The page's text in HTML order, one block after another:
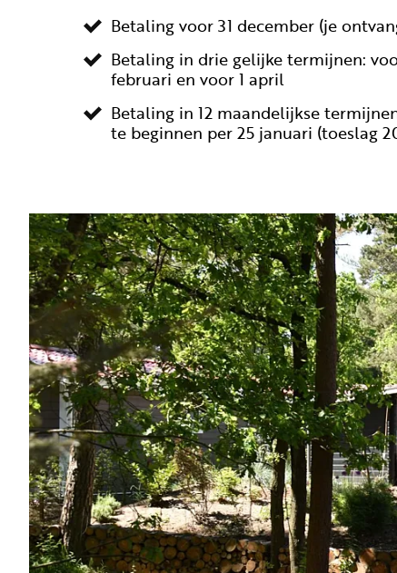
Betaling voor 31 december (je
Betaling in drie gelijke termijnen:
februari en voor 1 april
Betaling in 12 maandelijkse
te beginnen per 25 januari (toeslag